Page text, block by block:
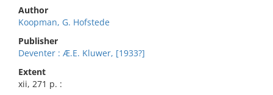
Author
Koopman, G. Hofstede
Publisher
Deventer : Æ.E. Kluwer, [1933?]
Extent
xii, 271 p. :